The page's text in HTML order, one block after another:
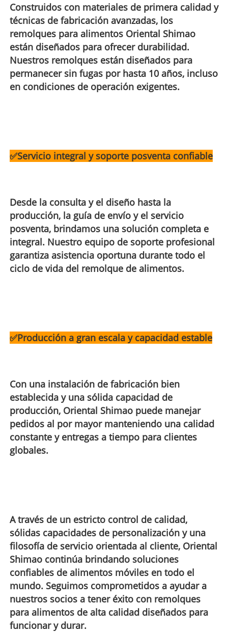
Construidos con materiales de primera calidad y
técnicas de fabricación avanzadas, los
remolques para alimentos Oriental Shimao
están diseñados para ofrecer durabilidad.
Nuestros remolques están diseñados para
permanecer sin fugas por hasta 10 años, incluso
en condiciones de operación exigentes.
✅Servicio integral y soporte posventa confiable
Desde la consulta y el diseño hasta la
producción, la guía de envío y el servicio
posventa, brindamos una solución completa e
integral. Nuestro equipo de soporte profesional
garantiza asistencia oportuna durante todo el
ciclo de vida del remolque de alimentos.
✅Producción a gran escala y capacidad estable
Con una instalación de fabricación bien
establecida y una sólida capacidad de
producción, Oriental Shimao puede manejar
pedidos al por mayor manteniendo una calidad
constante y entregas a tiempo para clientes
globales.
A través de un estricto control de calidad,
sólidas capacidades de personalización y una
filosofía de servicio orientada al cliente, Oriental
Shimao continúa brindando soluciones
confiables de alimentos móviles en todo el
mundo. Seguimos comprometidos a ayudar a
nuestros socios a tener éxito con remolques
para alimentos de alta calidad diseñados para
funcionar y durar.